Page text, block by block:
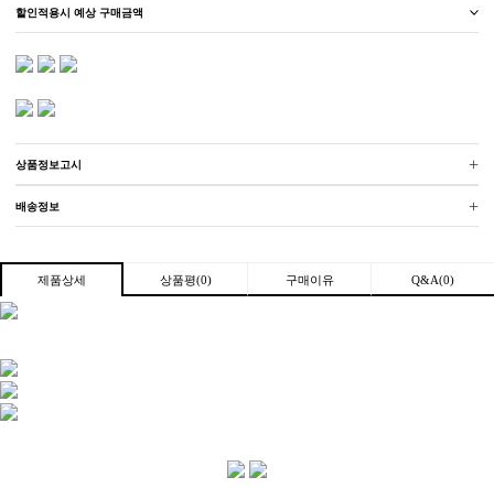
할인적용시 예상 구매금액
상품정보고시 +
배송정보 +
제품상세 상품평(0) 구매이유 Q&A(0)